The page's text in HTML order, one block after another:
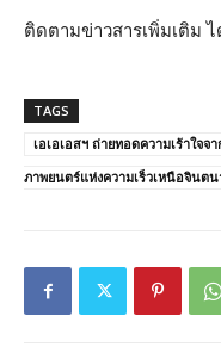
ติดตามข่าวสารเพิ่มเติม
TAGS
เอเอเอสฯ ถ่ายทอดความเร้าใจ
ภาพยนตร์แห่งความเร็วเหนือจินตน